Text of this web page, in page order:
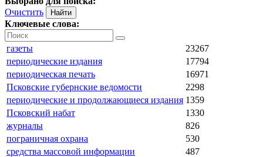
Очистить
Ключевые слова:
газеты
23267
периодические издания
17794
периодическая печать
16971
Псковские губернские ведомости
2298
периодические и продолжающиеся издания 1359
Псковский набат
1330
журналы
826
пограничная охрана
530
средства массовой информации
487